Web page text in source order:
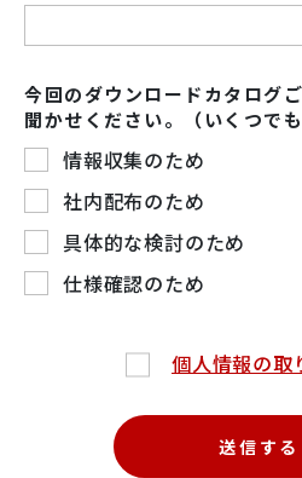
今回のダウンロードカタログ
聞かせください。（いくつでも
情報収集のため
社内配布のため
具体的な検討のため
仕様確認のため
個人情報の取
送信する